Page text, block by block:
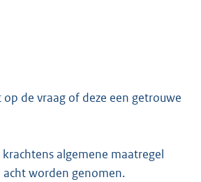
de vraag of deze een getrouwe
algemene maatregel
worden genomen.